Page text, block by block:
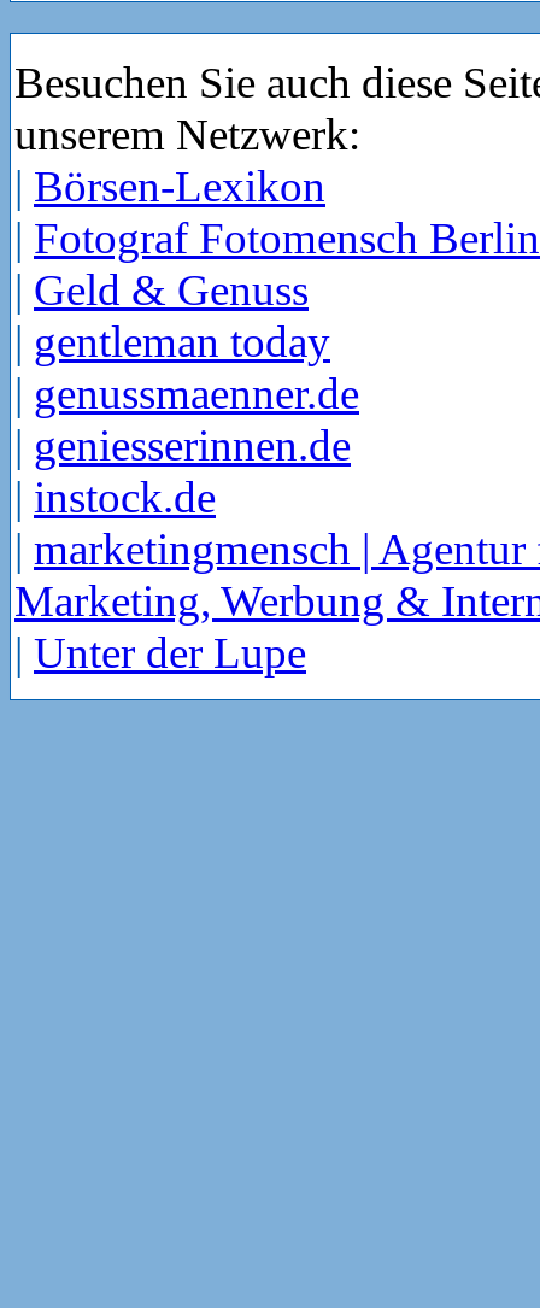
Besuchen Sie auch diese
unserem Netzwerk:
| Börsen-Lexikon
| Fotograf Fotomensch Berlin
| Geld & Genuss
| gentleman today
| genussmaenner.de
| geniesserinnen.de
| instock.de
| marketingmensch | Agentur
Marketing, Werbung &
| Unter der Lupe